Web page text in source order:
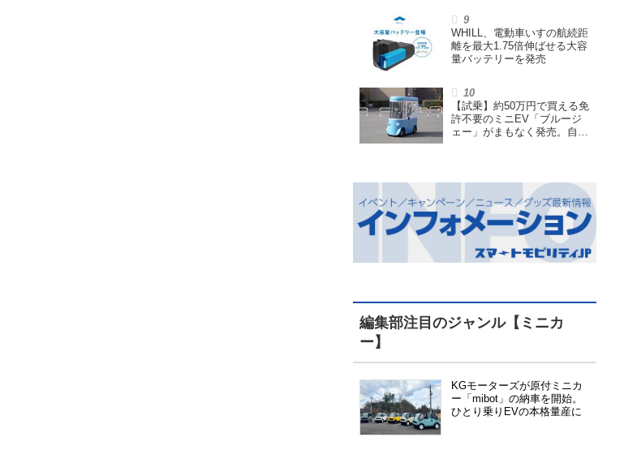
も言われる理由を探る
WHILL、電動車いすの航続距
離を最大1.75倍伸ばせる大容
量バッテリーを発売
【試乗】約50万円で買える免
許不要のミニEV「ブルージ
ェー」がまもなく発売。自転
編集部注目のジャンル【ミニカ
ー】
KGモーターズが原付ミニカ
ー「mibot」の納車を開始。
ひとり乗りEVの本格量産に